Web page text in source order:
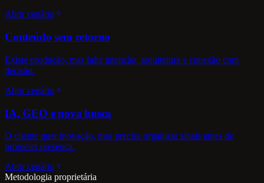
Abrir cenário
Conteúdo sem retorno
Existe produção, mas falta intenção, arquitetura e conexão com
decisão.
Abrir cenário
IA, GEO e nova busca
O cliente quer inovação, mas precisa organizar sinais antes de
prometer presença.
Abrir cenário
Metodologia proprietária